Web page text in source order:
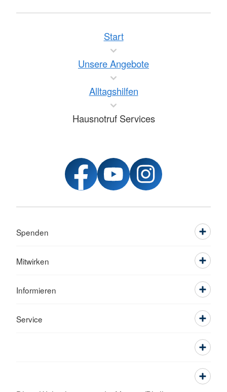
Start
Unsere Angebote
Alltagshilfen
Hausnotruf Services
Spenden
Mitwirken
Informieren
Service